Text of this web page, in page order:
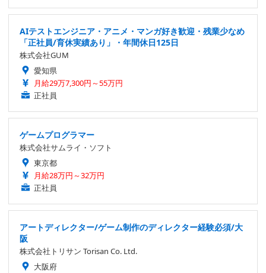
AIテストエンジニア・アニメ・マンガ好き歓迎・残業少なめ
「正社員/育休実績あり」・年間休日125日
株式会社GUM
愛知県
月給29万7,300円～55万円
正社員
ゲームプログラマー
株式会社サムライ・ソフト
東京都
月給28万円～32万円
正社員
アートディレクター/ゲーム制作のディレクター経験必須/大
阪
株式会社トリサン Torisan Co. Ltd.
大阪府